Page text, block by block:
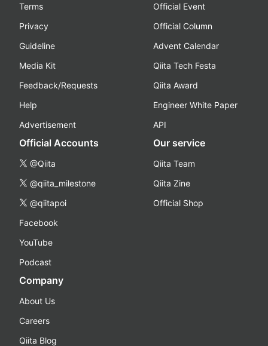
Terms
Privacy
Guideline
Media Kit
Feedback/Requests
Help
Advertisement
Official Event
Official Column
Advent Calendar
Qiita Tech Festa
Qiita Award
Engineer White Paper
API
Official Accounts
@Qiita
@qiita_milestone
@qiitapoi
Facebook
YouTube
Podcast
Our service
Qiita Team
Qiita Zine
Official Shop
Company
About Us
Careers
Qiita Blog